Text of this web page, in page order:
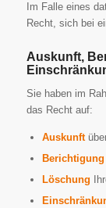
Im Falle eines
Recht, sich bei
Auskunft,
Sie haben im
das Recht auf:
Auskunft
Berichtigung
Löschung